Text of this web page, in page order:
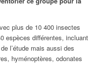
plus de 10 400 insectes
espèces différentes, incluant
l’étude mais aussi des
hyménoptères, odonates